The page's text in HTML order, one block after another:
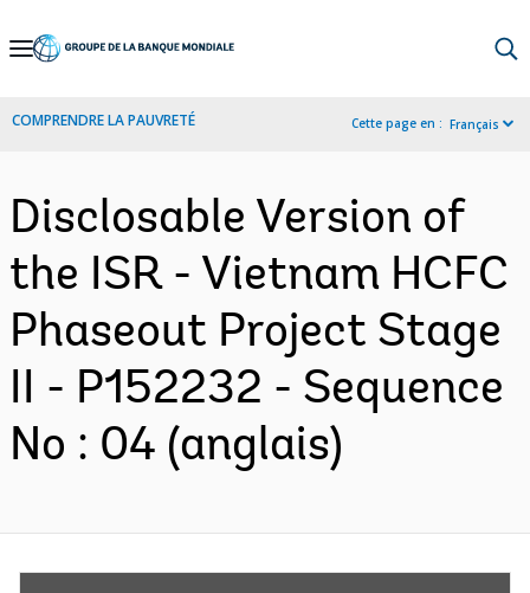
Skip
Navigation
COMPRENDRE LA PAUVRETÉ Cette page en : Français
Disclosable Version of
the ISR - Vietnam HCFC
Phaseout Project Stage
II - P152232 - Sequence
No : 04 (anglais)